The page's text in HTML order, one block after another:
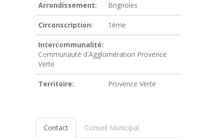
Arrondissement: Brignoles
Circonscription: 1ème
Intercommunalité:
Communauté d'Agglomération Provence
Verte
Territoire: Provence Verte
Contact Conseil Municipal